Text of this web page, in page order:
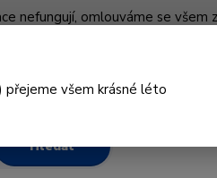
nefungují, omlouváme se
Hledat
přejeme všem krásné léto